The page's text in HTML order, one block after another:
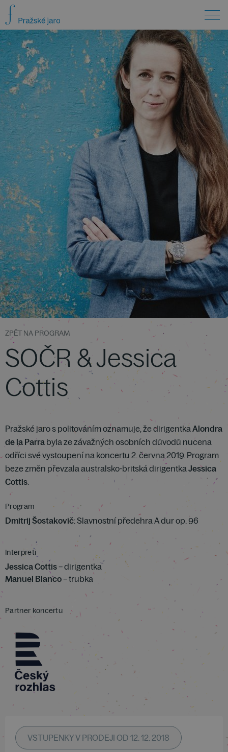
ZPĚT NA PROGRAM
SOČR & Jessica
Cottis
Pražské jaro s politováním oznamuje, že dirigentkaAlondra
de la Parra byla ze závažných osobních důvodů nucena
odříci své vystoupení na koncertu 2. června 2019. Program
beze změn převzala australsko-britská dirigentkaJessica
Cottis.
Program
Dmitrij Šostakovič: Slavnostní předehra A dur op. 96
Interpreti
Jessica Cottis– dirigentka
Manuel Blanco– trubka
Partner koncertu
VSTUPENKY V PRODEJI OD 12. 12. 2018